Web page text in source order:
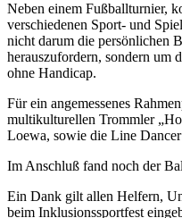
Neben einem Fußballturnier,
verschiedenen Sport- und
nicht darum die persönlichen
herauszufordern, sondern um
ohne Handicap.
Für ein angemessenes
multikulturellen Trommler
Loewa, sowie die Line Dancer
Im Anschluß fand noch der
Ein Dank gilt allen Helfern,
beim Inklusionssportfest